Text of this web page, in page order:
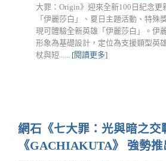
大罪：Origin》迎來全新100日紀念更
「伊麗莎白」、夏日主題活動、特
現可體驗全新英雄「伊麗莎白」。伊
形象為基礎設計，定位為支援類型英
杖與短...... [閱讀更多]
網石《七大罪：光與暗之交
《GACHIAKUTA》 強勢